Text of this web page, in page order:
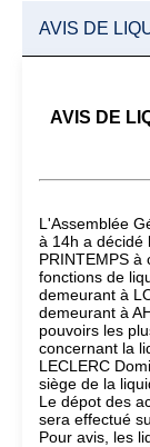
AVIS DE
AVIS DE
L'Assemblée
à 14h a décidé
PRINTEMPS
fonctions de
demeurant à
demeurant à
pouvoirs les
concernant la
LECLERC
siège de la
Le dépot des
sera effectué
Pour avis, les